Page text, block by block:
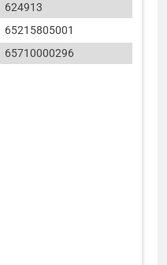
624913
65215805001
65710000296